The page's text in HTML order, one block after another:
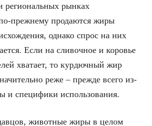
региональных рынках
прежнему продаются жиры
однако спрос на них
Если на сливочное и коровье
хватает, то курдючный жир
реже – прежде всего из-
и специфики использования.
животные жиры в целом